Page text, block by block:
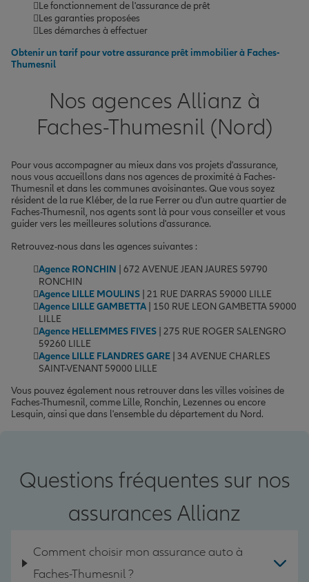
Le fonctionnement de l'assurance de prêt
Les garanties proposées
Les démarches à effectuer
Obtenir un tarif pour votre assurance prêt immobilier à Faches-
Thumesnil
Nos agences Allianz à
Faches-Thumesnil (Nord)
Pour vous accompagner au mieux dans vos projets d'assurance,
nous vous accueillons dans nos agences de proximité à Faches-
Thumesnil et dans les communes avoisinantes. Que vous soyez
résident de la rue Kléber, de la rue Ferrer ou d'un autre quartier de
Faches-Thumesnil, nos agents sont là pour vous conseiller et vous
guider vers les meilleures solutions d'assurance.
Retrouvez-nous dans les agences suivantes :
Agence RONCHIN | 672 AVENUE JEAN JAURES 59790
RONCHIN
Agence LILLE MOULINS | 21 RUE D'ARRAS 59000 LILLE
Agence LILLE GAMBETTA| 150 RUE LEON GAMBETTA 59000
LILLE
Agence HELLEMMES FIVES | 275 RUE ROGER SALENGRO
59260 LILLE
Agence LILLE FLANDRES GARE | 34 AVENUE CHARLES
SAINT-VENANT 59000 LILLE
Vous pouvez également nous retrouver dans les villes voisines de
Faches-Thumesnil, comme Lille, Ronchin, Lezennes ou encore
Lesquin, ainsi que dans l'ensemble du département du Nord.
Questions fréquentes sur nos
assurances Allianz
Comment choisir mon assurance auto à
Faches-Thumesnil ?